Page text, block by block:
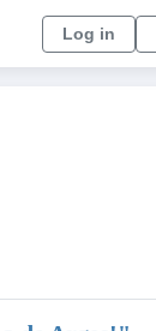
Log in